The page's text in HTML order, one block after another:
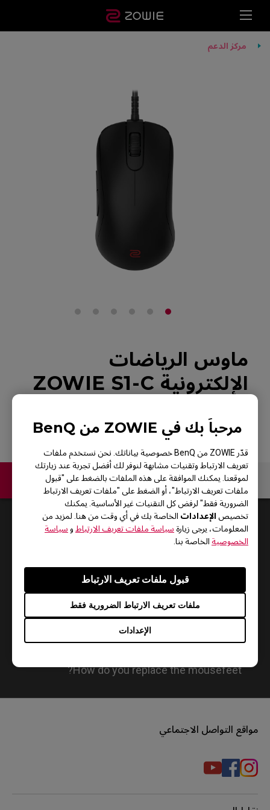
مرحباً بك في ZOWIE من BenQ
قدّر ZOWIE من BenQ خصوصية بياناتك. نحن نستخدم ملفات
تعريف الارتباط وتقنيات مشابهة لنوفر لك أفضل تجربة عند زيارتك
لموقعنا. يمكنك الموافقة على هذه الملفات بالضغط على "قبول
ملفات تعريف الارتباط"، أو الضغط على "ملفات تعريف الارتباط
الضرورية فقط" لرفض كل التقنيات غير الأساسية. يمكنك
تخصيص الإعدادات الخاصة بك في أي وقت من هنا. لمزيد من
المعلومات، يرجى زيارة سياسة ملفات تعريف الارتباط و سياسة
الخصوصية الخاصة بنا.
الإعدادات
ملفات تعريف الارتباط الضرورية فقط
قبول ملفات تعريف الارتباط
مركز الدعم
ماوس الرياضات
الإلكترونية ZOWIE S1-C
اتصل بنا
1 Results
Default
How do you replace the mousefeet?
مواقع التواصل الاجتماعي